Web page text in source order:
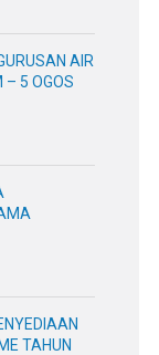
AIR
– 5 OGOS
TAHUN